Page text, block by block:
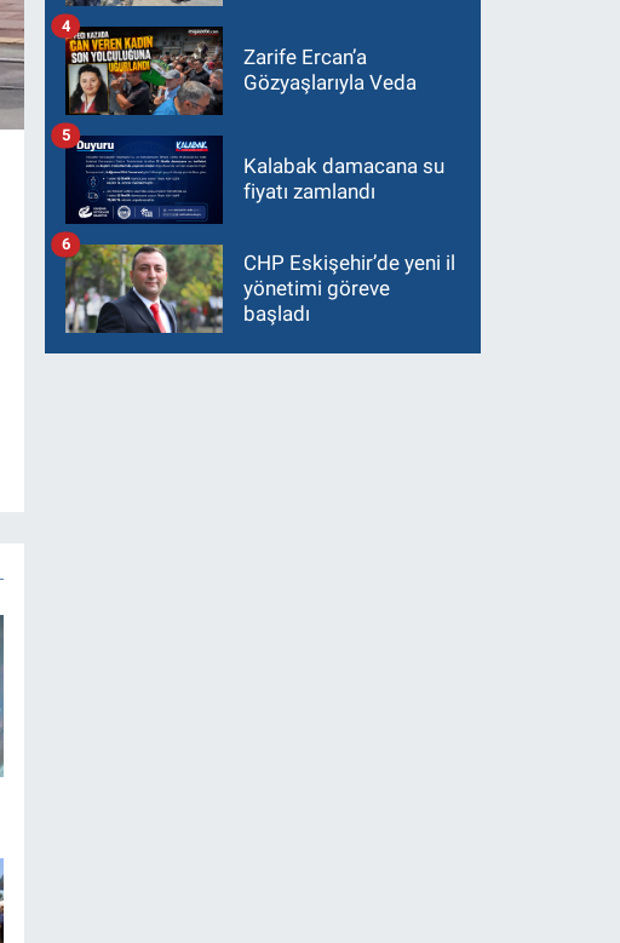
Zarife Ercan’a
Gözyaşlarıyla Veda
4
Kalabak damacana su
fiyatı zamlandı
5
CHP Eskişehir’de yeni il
yönetimi göreve
başladı
6